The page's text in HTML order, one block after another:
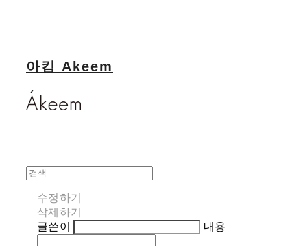
아킴 Akeem
수정하기
삭제하기
글쓴이
내용